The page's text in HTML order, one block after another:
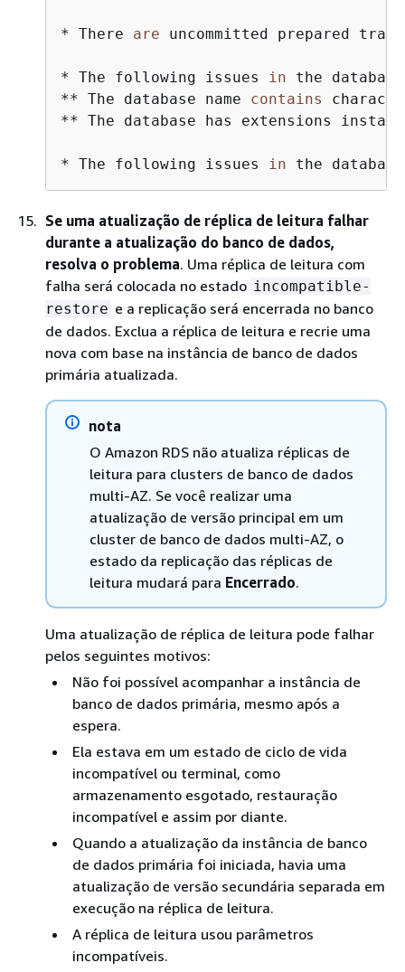
* There are uncommitted prepared
* The following issues in the
** The database name contains
** The database has extensions
* The following issues in the
Se uma atualização de réplica de leitura falhar
durante a atualização do banco de dados,
resolva o problema. Uma réplica de leitura com
falha será colocada no estado incompatible-
restore e a replicação será encerrada no banco
de dados. Exclua a réplica de leitura e recrie uma
nova com base na instância de banco de dados
primária atualizada.
nota
O Amazon RDS não atualiza réplicas de
leitura para clusters de banco de dados
multi-AZ. Se você realizar uma
atualização de versão principal em um
cluster de banco de dados multi-AZ, o
estado da replicação das réplicas de
leitura mudará para Encerrado.
Uma atualização de réplica de leitura pode falhar
pelos seguintes motivos:
Não foi possível acompanhar a instância de
banco de dados primária, mesmo após a
espera.
Ela estava em um estado de ciclo de vida
incompatível ou terminal, como
armazenamento esgotado, restauração
incompatível e assim por diante.
Quando a atualização da instância de banco
de dados primária foi iniciada, havia uma
atualização de versão secundária separada em
execução na réplica de leitura.
A réplica de leitura usou parâmetros
incompatíveis.